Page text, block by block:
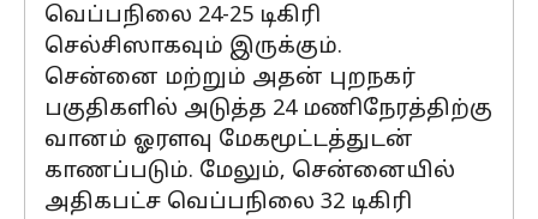
வெப்பநிலை 24-25 டிகிரி
செல்சிஸாகவும் இருக்கும்.
சென்னை மற்றும் அதன் புறநகர்
பகுதிகளில் அடுத்த 24 மணிநேரத்திற்கு
வானம் ஓரளவு மேகமூட்டத்துடன்
காணப்படும். மேலும், சென்னையில்
அதிகபட்ச வெப்பநிலை 32 டிகிரி